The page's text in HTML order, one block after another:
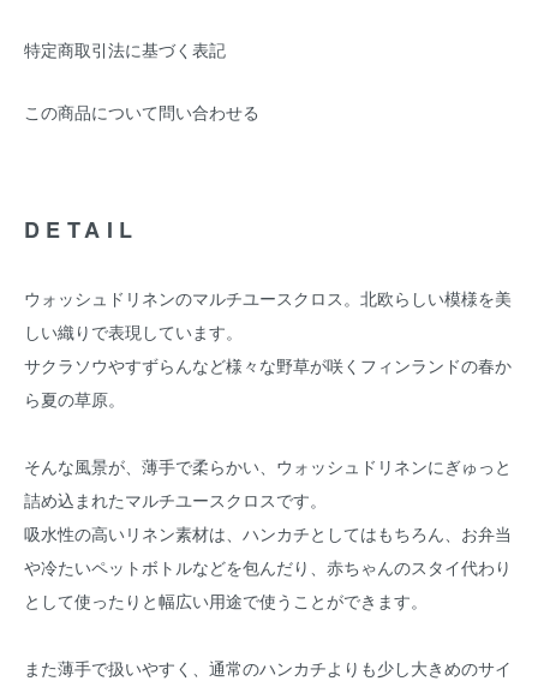
特定商取引法に基づく表記
この商品について問い合わせる
DETAIL
ウォッシュドリネンのマルチユースクロス。北欧らしい模様を美
しい織りで表現しています。
サクラソウやすずらんなど様々な野草が咲くフィンランドの春か
ら夏の草原。
そんな風景が、薄手で柔らかい、ウォッシュドリネンにぎゅっと
詰め込まれたマルチユースクロスです。
吸水性の高いリネン素材は、ハンカチとしてはもちろん、お弁当
や冷たいペットボトルなどを包んだり、赤ちゃんのスタイ代わり
として使ったりと幅広い用途で使うことができます。
また薄手で扱いやすく、通常のハンカチよりも少し大きめのサイ